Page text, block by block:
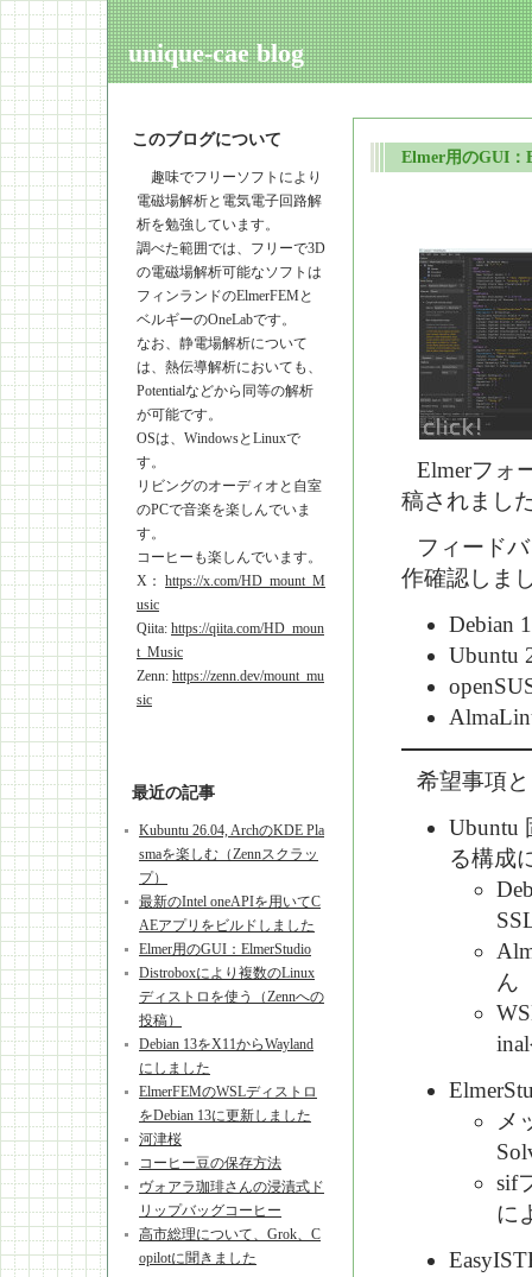
unique-cae blog
このブログについて
趣味でフリーソフトにより
電磁場解析と電気電子回路解
析を勉強しています。
調べた範囲では、フリーで3D
の電磁場解析可能なソフトは
フィンランドのElmerFEMと
ベルギーのOneLabです。
なお、静電場解析について
は、熱伝導解析においても、
Potentialなどから同等の解析
が可能です。
OSは、WindowsとLinuxで
す。
リビングのオーディオと自室
のPCで音楽を楽しんでいま
す。
コーヒーも楽しんでいます。
X： https://x.com/HD_mount_M
usic
Qiita: https://qiita.com/HD_moun
t_Music
Zenn: https://zenn.dev/mount_mu
sic
最近の記事
Kubuntu 26.04, ArchのKDE Pla
smaを楽しむ（Zennスクラッ
プ）
最新のIntel oneAPIを用いてC
AEアプリをビルドしました
Elmer用のGUI：ElmerStudio
Distroboxにより複数のLinux
ディストロを使う（Zennへの
投稿）
Debian 13をX11からWayland
にしました
ElmerFEMのWSLディストロ
をDebian 13に更新しました
河津桜
コーヒー豆の保存方法
ヴォアラ珈琲さんの浸漬式ド
リップバッグコーヒー
高市総理について、Grok、C
opilotに聞きました
Elmer用のGUI：
Elmerフォ
稿されまし
フィード
作確認しま
Debian
Ubuntu
希望事項
Ubuntu
る構成
ん
メ
sif
に